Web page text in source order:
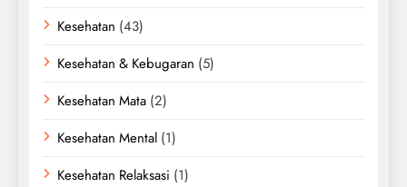
Kesehatan (43)
Kesehatan & Kebugaran (5)
Kesehatan Mata (2)
Kesehatan Mental (1)
Kesehatan Relaksasi (1)